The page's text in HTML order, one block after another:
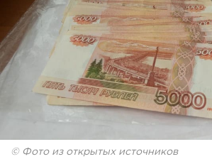
© Фото из открытых источников